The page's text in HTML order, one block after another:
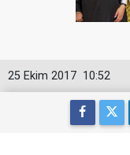
10:52
25 Ekim 2017